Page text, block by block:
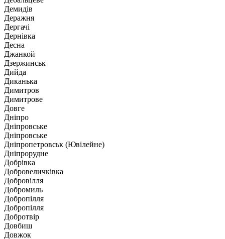
Демидів
Деражня
Дергачі
Дернівка
Десна
Джанкой
Дзержинськ
Дийда
Диканька
Димитров
Димитрове
Довге
Дніпро
Дніпровське
Дніпровське
Дніпропетровськ (Ювілейне)
Дніпрорудне
Добрівка
Добровеличківка
Добровілля
Добромиль
Добропілля
Добропілля
Добротвір
Довбиш
Довжок